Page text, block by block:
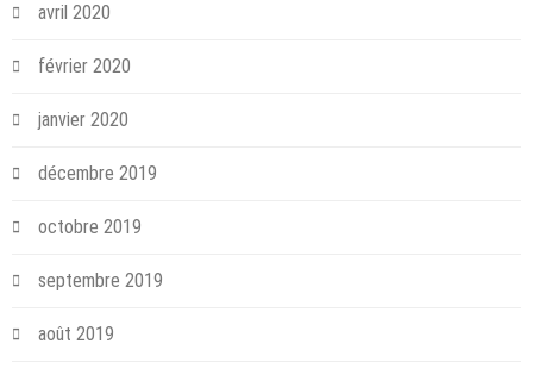
avril 2020
février 2020
janvier 2020
décembre 2019
octobre 2019
septembre 2019
août 2019